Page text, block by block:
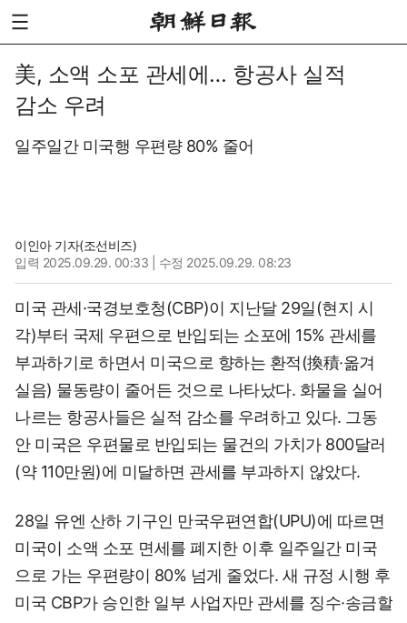
美, 소액 소포 관세에… 항공사 실적
감소 우려
일주일간 미국행 우편량 80% 줄어
이인아 기자(조선비즈)
입력 2025.09.29. 00:33 | 수정 2025.09.29. 08:23
미국 관세·국경보호청(CBP)이 지난달 29일(현지 시
각)부터 국제 우편으로 반입되는 소포에 15% 관세를
부과하기로 하면서 미국으로 향하는 환적(換積·옮겨
실음) 물동량이 줄어든 것으로 나타났다. 화물을 실어
나르는 항공사들은 실적 감소를 우려하고 있다. 그동
안 미국은 우편물로 반입되는 물건의 가치가 800달러
(약 110만원)에 미달하면 관세를 부과하지 않았다.
28일 유엔 산하 기구인 만국우편연합(UPU)에 따르면
미국이 소액 소포 면세를 폐지한 이후 일주일간 미국
으로 가는 우편량이 80% 넘게 줄었다. 새 규정 시행 후
미국 CBP가 승인한 일부 사업자만 관세를 징수·송금할